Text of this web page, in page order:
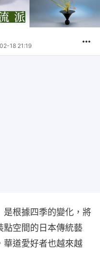
18 21:19
是根據四季的變化，將
點空間的日本傳統藝
華道愛好者也越來越